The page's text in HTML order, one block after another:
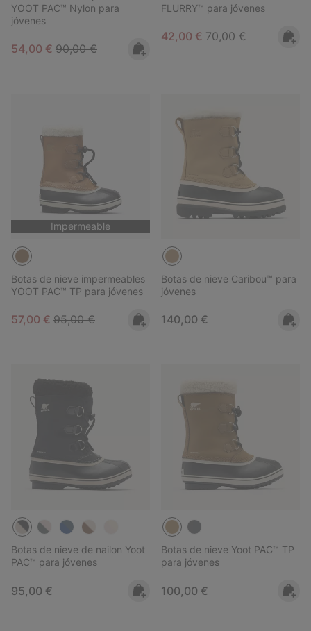
YOOT PAC™ Nylon para
jóvenes
Sale price:
54,00 € Regular price:
90,00 €
FLURRY™ para jóvenes
Sale price:
42,00 € Regular price:
70,00 €
Impermeable
Botas de nieve impermeables
YOOT PAC™ TP para jóvenes
Sale price:
57,00 € Regular price:
95,00 €
Botas de nieve Caribou™ para
jóvenes
Regular price:
140,00 €
Botas de nieve de nailon Yoot
PAC™ para jóvenes
Regular price:
95,00 €
Botas de nieve Yoot PAC™ TP
para jóvenes
Regular price:
100,00 €